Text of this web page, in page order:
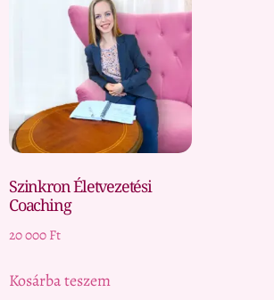
Szinkron Életvezetési
Coaching
20 000Ft
Kosárba teszem